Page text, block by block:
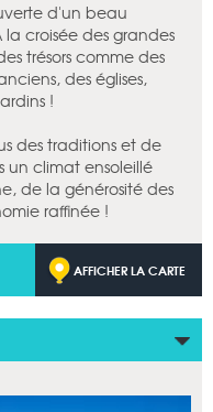
d'un beau
croisée des grandes
trésors comme des
des églises,
!
des traditions et de
climat ensoleillé
de la générosité des
raffinée !
AFFICHER LA CARTE